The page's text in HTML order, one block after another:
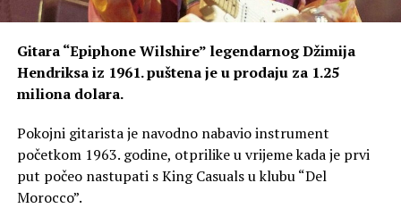
Gitara “Epiphone Wilshire” legendarnog Džimija
Hendriksa iz 1961. puštena je u prodaju za 1.25
miliona dolara.
Pokojni gitarista je navodno nabavio instrument
početkom 1963. godine, otprilike u vrijeme kada je prvi
put počeo nastupati s King Casuals u klubu “Del
Morocco”.